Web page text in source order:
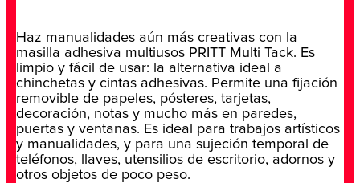
Haz manualidades aún más creativas con la
masilla adhesiva multiusos PRITT Multi Tack. Es
limpio y fácil de usar: la alternativa ideal a
chinchetas y cintas adhesivas. Permite una fijación
removible de papeles, pósteres, tarjetas,
decoración, notas y mucho más en paredes,
puertas y ventanas. Es ideal para trabajos artísticos
y manualidades, y para una sujeción temporal de
teléfonos, llaves, utensilios de escritorio, adornos y
otros objetos de poco peso.